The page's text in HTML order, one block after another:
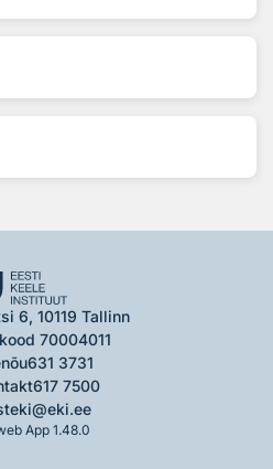
6, 10119 Tallinn
70004011
631 3731
617 7500
eki@eki.ee
App 1.48.0